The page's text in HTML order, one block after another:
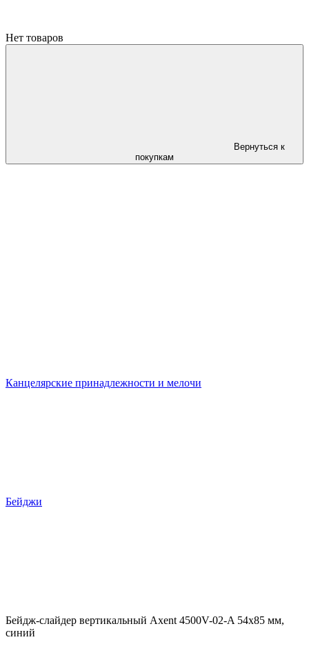
Нет товаров
Вернуться к
покупкам
Канцелярские принадлежности и мелочи
Бейджи
Бейдж-слайдер вертикальный Axent 4500V-02-A 54x85 мм,
синий